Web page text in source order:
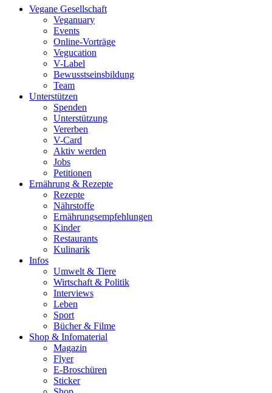
Vegane Gesellschaft
Veganuary
Events
Online-Vorträge
Vegucation
V-Label
Bewusstseinsbildung
Team
Unterstützen
Spenden
Unterstützung
Vererben
V-Card
Aktiv werden
Jobs
Petitionen
Ernährung & Rezepte
Rezepte
Nährstoffe
Ernährungsempfehlungen
Kinder
Restaurants
Kulinarik
Infos
Umwelt & Tiere
Wirtschaft & Politik
Interviews
Leben
Sport
Bücher & Filme
Shop & Infomaterial
Magazin
Flyer
E-Broschüren
Sticker